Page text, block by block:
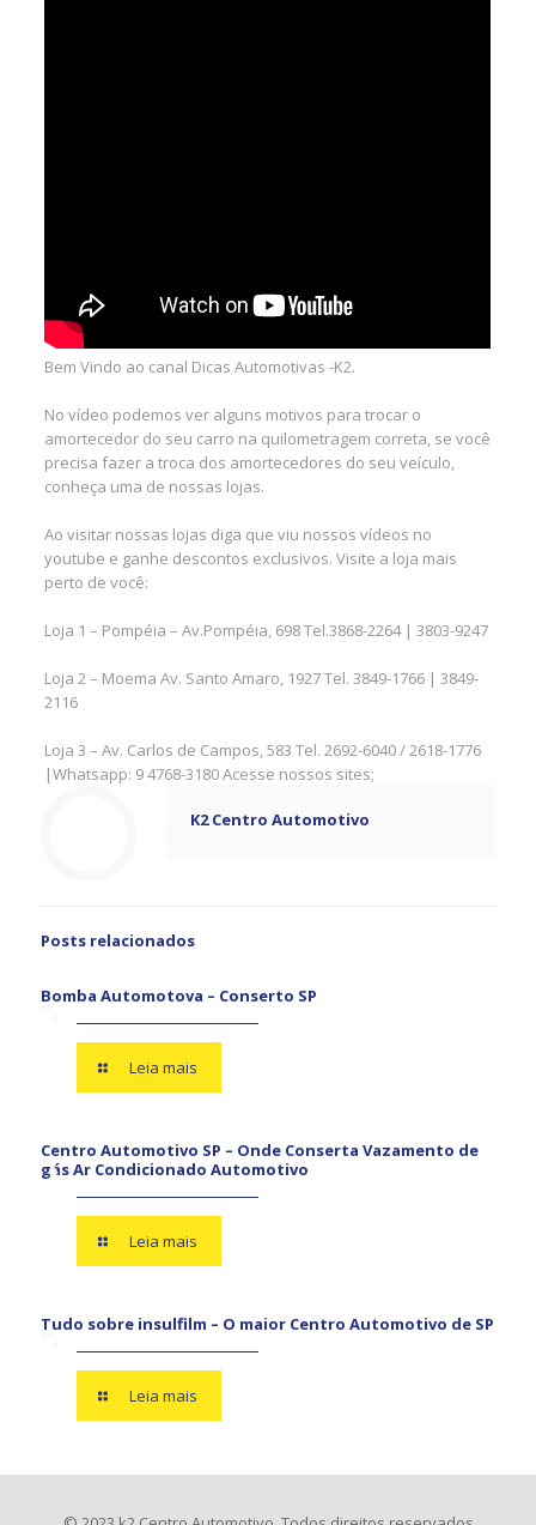
Bem Vindo ao canal Dicas Automotivas -K2.
No vídeo podemos ver alguns motivos para trocar o
amortecedor do seu carro na quilometragem correta, se você
precisa fazer a troca dos amortecedores do seu veículo,
conheça uma de nossas lojas.
Ao visitar nossas lojas diga que viu nossos vídeos no
youtube e ganhe descontos exclusivos. Visite a loja mais
perto de você:
Loja 1 – Pompéia – Av.Pompéia, 698 Tel.3868-2264 | 3803-9247
Loja 2 – Moema Av. Santo Amaro, 1927 Tel. 3849-1766 | 3849-
2116
Loja 3 – Av. Carlos de Campos, 583 Tel. 2692-6040 / 2618-1776
|Whatsapp: 9 4768-3180 Acesse nossos sites;
K2 Centro Automotivo
Posts relacionados
Bomba Automotova – Conserto SP
Leia mais
Centro Automotivo SP – Onde Conserta Vazamento de
gás Ar Condicionado Automotivo
Leia mais
Tudo sobre insulfilm – O maior Centro Automotivo de SP
Leia mais